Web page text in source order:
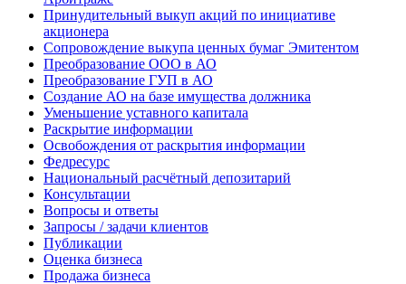
Принудительный выкуп акций по инициативе
акционера
Сопровождение выкупа ценных бумаг Эмитентом
Преобразование ООО в АО
Преобразование ГУП в АО
Создание АО на базе имущества должника
Уменьшение уставного капитала
Раскрытие информации
Освобождения от раскрытия информации
Федресурс
Национальный расчётный депозитарий
Консультации
Вопросы и ответы
Запросы / задачи клиентов
Публикации
Оценка бизнеса
Продажа бизнеса